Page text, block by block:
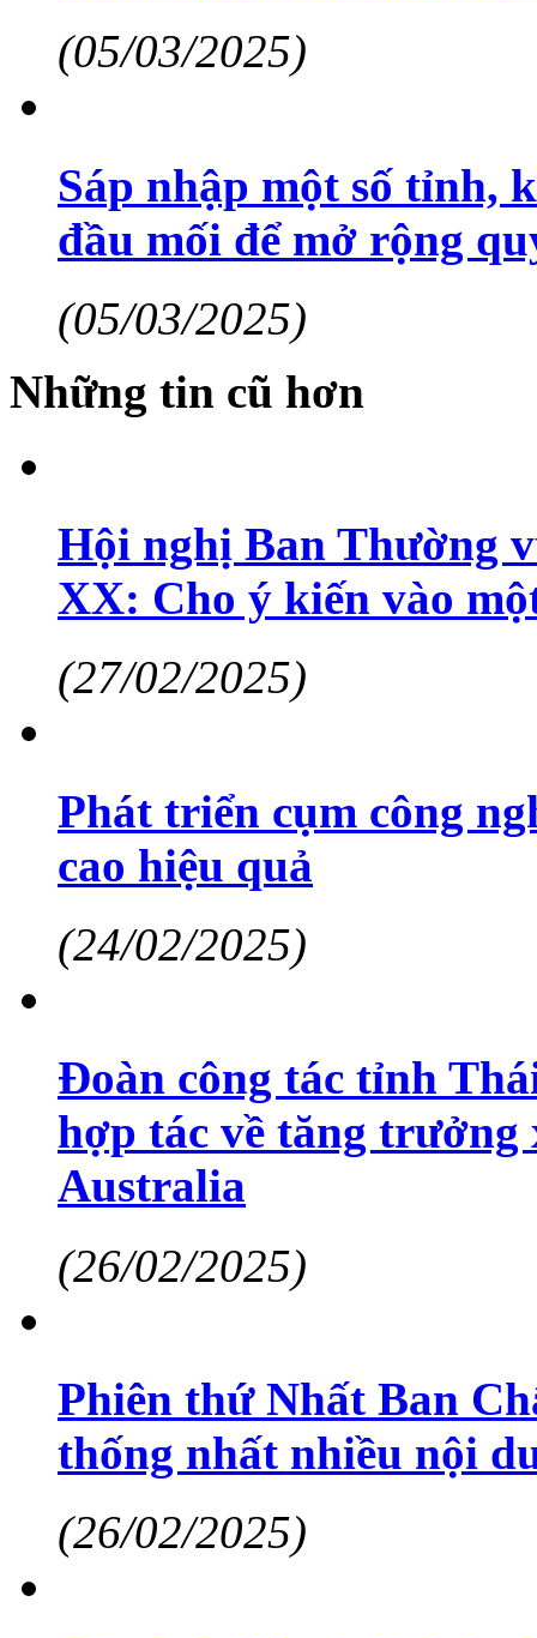
(05/03/2025)
Sáp nhập một số tỉnh,
đầu mối để mở rộng
(05/03/2025)
Những tin cũ hơn
Hội nghị Ban Thường
XX: Cho ý kiến vào
(27/02/2025)
Phát triển cụm công
cao hiệu quả
(24/02/2025)
Đoàn công tác tỉnh
hợp tác về tăng trưởng
Australia
(26/02/2025)
Phiên thứ Nhất Ban
thống nhất nhiều nội
(26/02/2025)